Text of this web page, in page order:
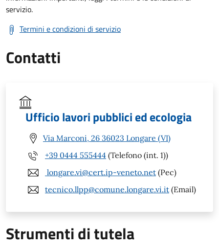
servizio.
Termini e condizioni di servizio
Contatti
Ufficio lavori pubblici ed ecologia
Via Marconi, 26 36023 Longare (VI)
+39 0444 555444 (Telefono (int. 1))
longare.vi@cert.ip-veneto.net (Pec)
tecnico.llpp@comune.longare.vi.it (Email)
Strumenti di tutela